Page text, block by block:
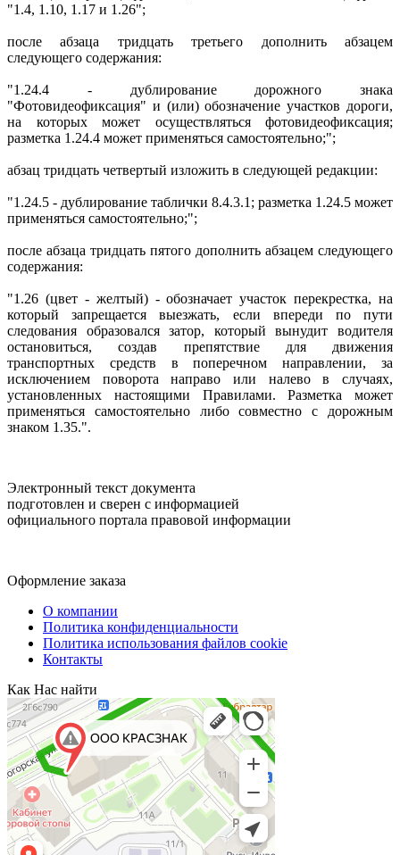
"1.4, 1.10, 1.17 и 1.26";
после абзаца тридцать третьего дополнить абзацем
следующего содержания:
"1.24.4 - дублирование дорожного знака
"Фотовидеофиксация" и (или) обозначение участков дороги,
на которых может осуществляться фотовидеофиксация;
разметка 1.24.4 может применяться самостоятельно;";
абзац тридцать четвертый изложить в следующей редакции:
"1.24.5 - дублирование таблички 8.4.3.1; разметка 1.24.5 может
применяться самостоятельно;";
после абзаца тридцать пятого дополнить абзацем следующего
содержания:
"1.26 (цвет - желтый) - обозначает участок перекрестка, на
который запрещается выезжать, если впереди по пути
следования образовался затор, который вынудит водителя
остановиться, создав препятствие для движения
транспортных средств в поперечном направлении, за
исключением поворота направо или налево в случаях,
установленных настоящими Правилами. Разметка может
применяться самостоятельно либо совместно с дорожным
знаком 1.35.".
Электронный текст документа
подготовлен и сверен с информацией
официального портала правовой информации
Оформление заказа
О компании
Политика конфиденциальности
Политика использования файлов cookie
Контакты
Как Нас найти